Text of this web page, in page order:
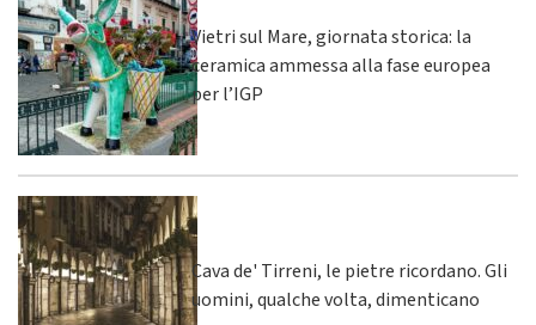
Vietri sul Mare, giornata storica: la
ceramica ammessa alla fase europea
per l’IGP
Cava de' Tirreni, le pietre ricordano. Gli
uomini, qualche volta, dimenticano